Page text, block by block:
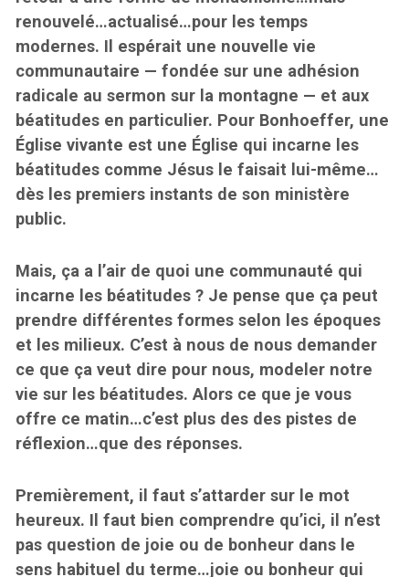
renouvelé…actualisé…pour les temps
modernes. Il espérait une nouvelle vie
communautaire — fondée sur une adhésion
radicale au sermon sur la montagne — et aux
béatitudes en particulier. Pour Bonhoeffer, une
Église vivante est une Église qui incarne les
béatitudes comme Jésus le faisait lui-même…
dès les premiers instants de son ministère
public.
Mais, ça a l’air de quoi une communauté qui
incarne les béatitudes ? Je pense que ça peut
prendre différentes formes selon les époques
et les milieux. C’est à nous de nous demander
ce que ça veut dire pour nous, modeler notre
vie sur les béatitudes. Alors ce que je vous
offre ce matin…c’est plus des des pistes de
réflexion…que des réponses.
Premièrement, il faut s’attarder sur le mot
heureux. Il faut bien comprendre qu’ici, il n’est
pas question de joie ou de bonheur dans le
sens habituel du terme…joie ou bonheur qui